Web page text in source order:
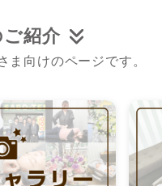
ご紹介
向けのページです。